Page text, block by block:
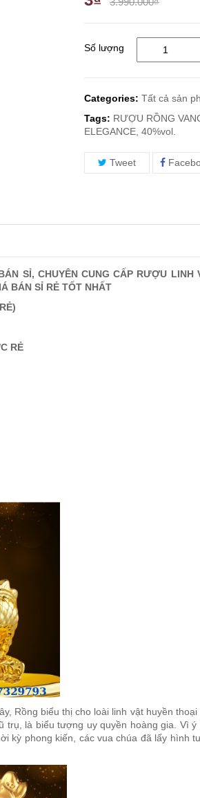
Số lượng
Categories: Tất cả sản
Tags: RƯỢU RỒNG
ELEGANCE, 40%vol.
Tweet
SỈ, CHUYÊN CUNG CẤP RƯỢU LINH
BÁN SỈ RẺ TỐT NHẤT
RẺ
Rồng biểu thị cho loài linh vật huyền
là biểu tượng uy quyền hoàng gia. Vì
kỳ phong kiến, các vua chúa đã lấy